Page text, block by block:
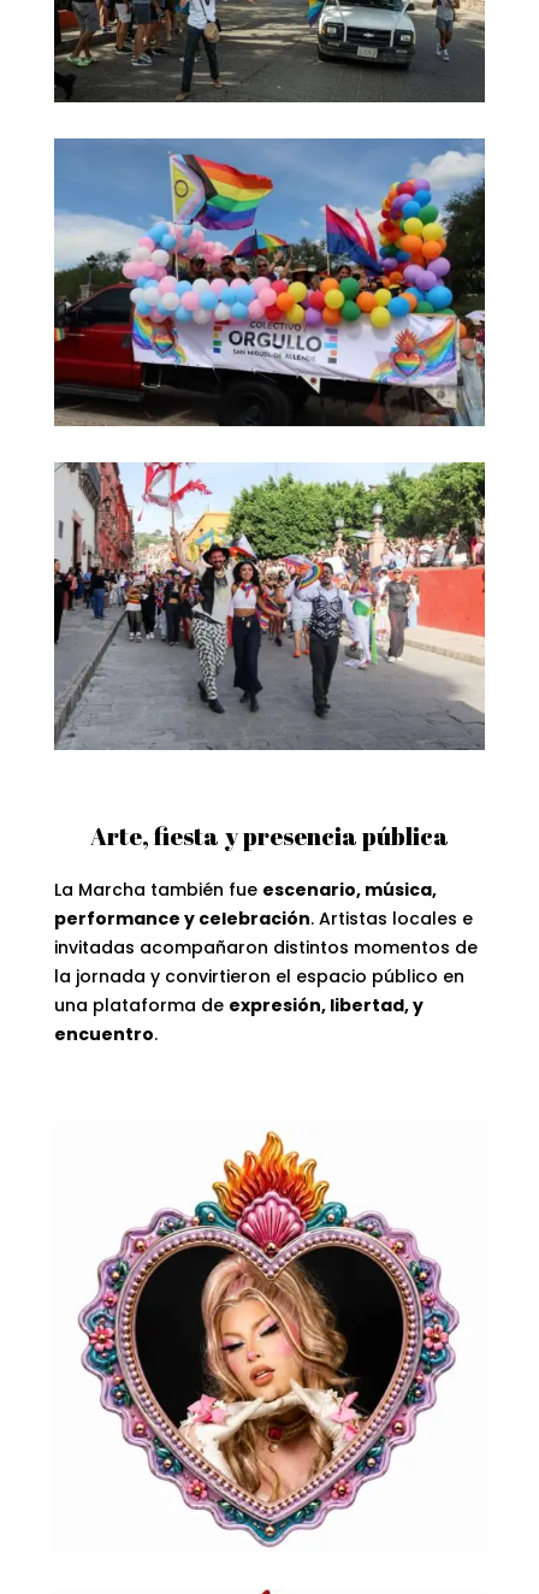
Arte, fiesta y presencia pública
La Marcha también fue escenario, música,
performance y celebración. Artistas locales e
invitadas acompañaron distintos momentos de
la jornada y convirtieron el espacio público en
una plataforma de expresión, libertad, y
encuentro.